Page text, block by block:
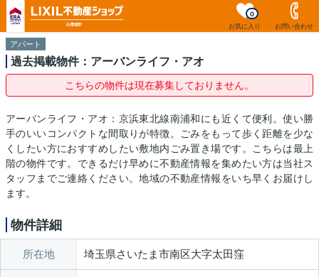
お気に入り
0
お問い合わせ
アパート
過去掲載物件：アーバンライフ・アオ
こちらの物件は現在募集しておりません。
アーバンライフ・アオ：京浜東北線南浦和にも近くて便利。使い勝
手のいいコンパクトな間取りが特徴。ごみをもって歩く距離を少な
くしたい方におすすめしたい敷地内ごみ置き場です。こちらは最上
階の物件です。できるだけ早めに不動産情報を集めたい方は当社ス
タッフまでご連絡ください。地域の不動産情報をいち早くお届けし
ます。
物件詳細
所在地 埼玉県さいたま市南区大字太田窪